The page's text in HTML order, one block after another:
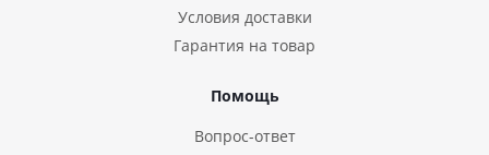
Условия доставки
Гарантия на товар
Помощь
Вопрос-ответ